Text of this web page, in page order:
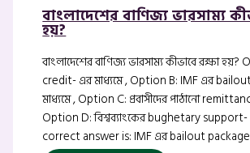
বাংলাদেশের বাণিজ্য ভারসাম্য
হয়?
বাংলাদেশের বাণিজ্য ভারসাম্য কীভাবে রক্ষা
credit- এর মাধ্যমে , Option B: IMF এর
মাধ্যমে , Option C: প্রবাসীদের পাঠানো
Option D: বিশ্বব্যাংকের bughetary support-
correct answer is: IMF এর bailout